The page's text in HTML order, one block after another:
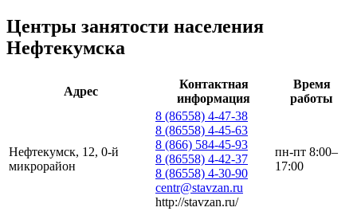
Центры занятости населения
Нефтекумска
Адрес
Контактная
информация
Время
работы
Нефтекумск, 12, 0-й
микрорайон
8 (86558) 4-47-38
8 (86558) 4-45-63
8 (866) 584-45-93
8 (86558) 4-42-37
8 (86558) 4-30-90
centr@stavzan.ru
http://stavzan.ru/
пн-пт 8:00–
17:00